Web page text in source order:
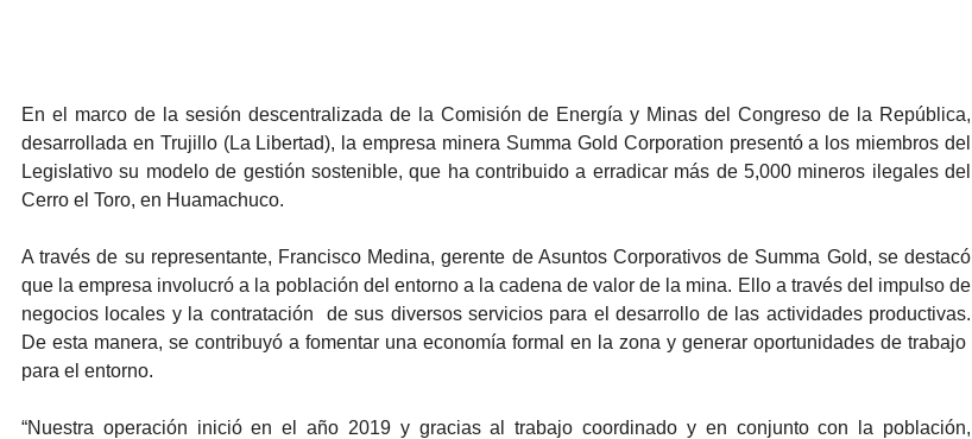
En el marco de la sesión descentralizada de la Comisión de Energía y Minas del Congreso de la República,
desarrollada en Trujillo (La Libertad), la empresa minera Summa Gold Corporation presentó a los miembros del
Legislativo su modelo de gestión sostenible, que ha contribuido a erradicar más de 5,000 mineros ilegales del
Cerro el Toro, en Huamachuco.
A través de su representante, Francisco Medina, gerente de Asuntos Corporativos de Summa Gold, se destacó
que la empresa involucró a la población del entorno a la cadena de valor de la mina. Ello a través del impulso de
negocios locales y la contratación de sus diversos servicios para el desarrollo de las actividades productivas.
De esta manera, se contribuyó a fomentar una economía formal en la zona y generar oportunidades de trabajo
para el entorno.
“Nuestra operación inició en el año 2019 y gracias al trabajo coordinado y en conjunto con la población,